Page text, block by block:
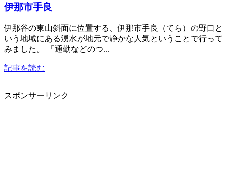
伊那市手良
伊那谷の東山斜面に位置する、伊那市手良（てら）の野口と
いう地域にある湧水が地元で静かな人気ということで行って
みました。 「通勤などのつ...
記事を読む
スポンサーリンク